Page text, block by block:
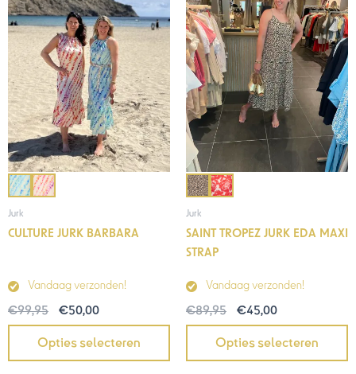
Jurk
CULTURE JURK BARBARA
Vandaag verzonden!
€99,95
€99,95.
€50,00
€50,00.
Opties selecteren
Jurk
SAINT TROPEZ JURK EDA MAXI
STRAP
Vandaag verzonden!
€89,95
€89,95.
€45,00
€45,00.
Opties selecteren